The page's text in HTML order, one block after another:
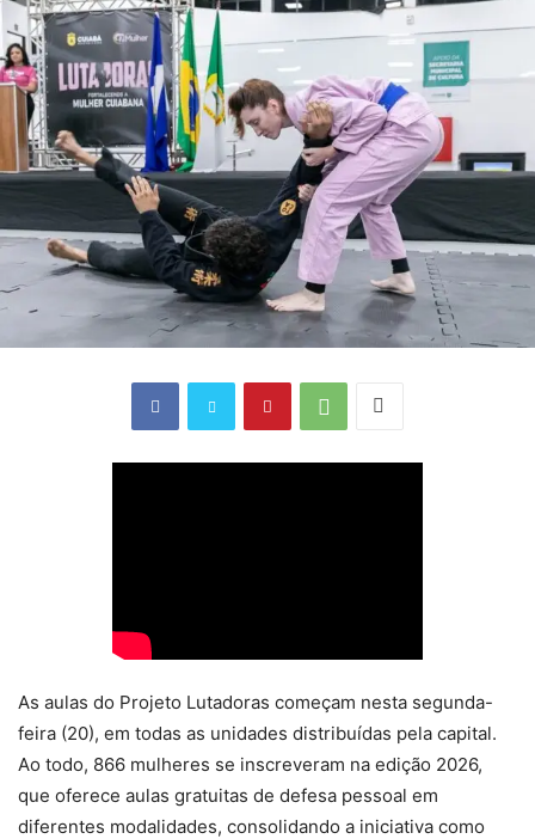
As aulas do Projeto Lutadoras começam nesta segunda-
feira (20), em todas as unidades distribuídas pela capital.
Ao todo, 866 mulheres se inscreveram na edição 2026,
que oferece aulas gratuitas de defesa pessoal em
diferentes modalidades, consolidando a iniciativa como